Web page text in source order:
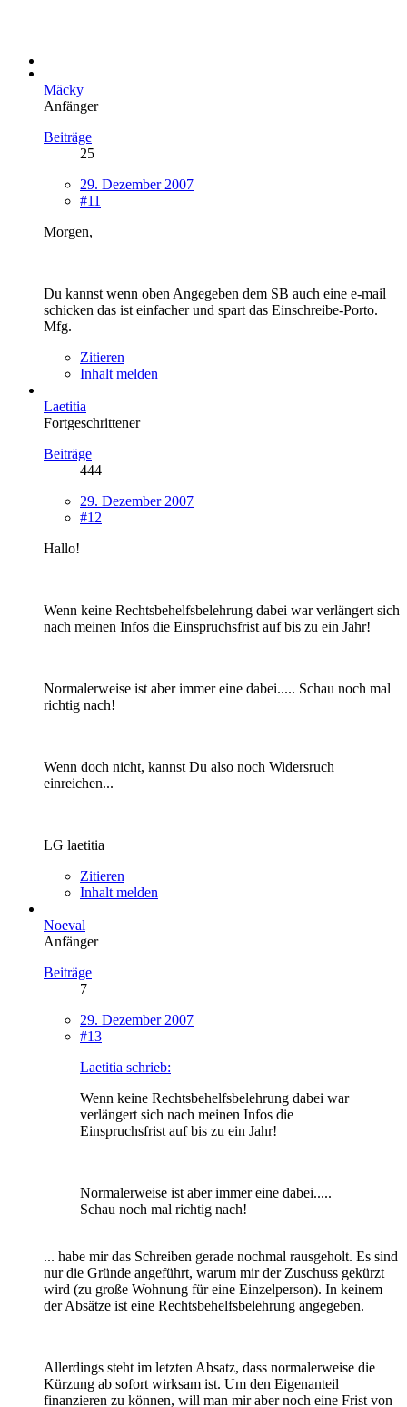
Mäcky
Anfänger
Beiträge
25
29. Dezember 2007
#11
Morgen,
Du kannst wenn oben Angegeben dem SB auch eine e-mail
schicken das ist einfacher und spart das Einschreibe-Porto.
Mfg.
Zitieren
Inhalt melden
Laetitia
Fortgeschrittener
Beiträge
444
29. Dezember 2007
#12
Hallo!
Wenn keine Rechtsbehelfsbelehrung dabei war verlängert sich
nach meinen Infos die Einspruchsfrist auf bis zu ein Jahr!
Normalerweise ist aber immer eine dabei..... Schau noch mal
richtig nach!
Wenn doch nicht, kannst Du also noch Widersruch
einreichen...
LG laetitia
Zitieren
Inhalt melden
Noeval
Anfänger
Beiträge
7
29. Dezember 2007
#13
Laetitia schrieb:
Wenn keine Rechtsbehelfsbelehrung dabei war
verlängert sich nach meinen Infos die
Einspruchsfrist auf bis zu ein Jahr!
Normalerweise ist aber immer eine dabei.....
Schau noch mal richtig nach!
... habe mir das Schreiben gerade nochmal rausgeholt. Es sind
nur die Gründe angeführt, warum mir der Zuschuss gekürzt
wird (zu große Wohnung für eine Einzelperson). In keinem
der Absätze ist eine Rechtsbehelfsbelehrung angegeben.
Allerdings steht im letzten Absatz, dass normalerweise die
Kürzung ab sofort wirksam ist. Um den Eigenanteil
finanzieren zu können, will man mir aber noch eine Frist von